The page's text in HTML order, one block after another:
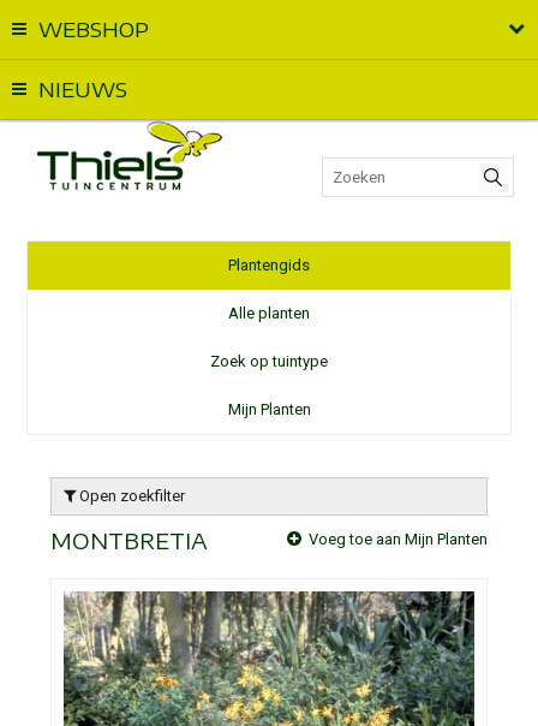
WEBSHOP
NIEUWS
Plantengids
Alle planten
Zoek op tuintype
Mijn Planten
Open zoekfilter
MONTBRETIA Voeg toe aan Mijn Planten